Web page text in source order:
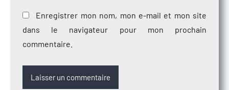
Enregistrer mon nom, mon e-mail et mon site
dans le navigateur pour mon prochain
commentaire.